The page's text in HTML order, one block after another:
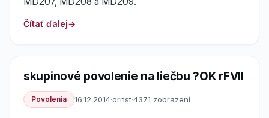
Čítať ďalej
skupinové povolenie na liečbu ?OK rFVII
Povolenia 16.12.2014·ornst·4371 zobrazení